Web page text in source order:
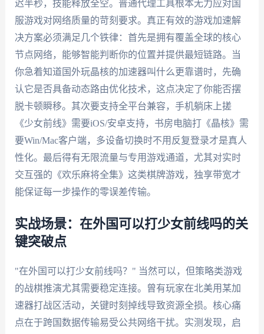
迟半秒，技能释放全空。普通代理工具根本无力应对国
服游戏对网络质量的苛刻要求。真正有效的游戏加速解
决方案必须满足几个铁律：首先是拥有覆盖全球的核心
节点网络，能够智能判断你的位置并提供最短链路。当
你急着知道国外玩晶核的加速器叫什么更靠谱时，先确
认它是否具备动态路由优化技术，这点决定了你能否摆
脱卡顿瞬移。其次要支持全平台兼容，手机躺床上搓
《少女前线》需要iOS/安卓支持，书房电脑打《晶核》需
要Win/Mac客户端，多设备切换时不用反复登录才是真人
性化。最后得有无限流量与专用游戏通道，尤其对实时
交互强的《欢乐麻将全集》这类棋牌游戏，独享带宽才
能保证每一步操作的零误差传输。
实战场景：在外国可以打少女前线吗的关
键突破点
"在外国可以打少女前线吗？" 当然可以，但策略类游戏
的战棋推演尤其需要稳定连接。曾有玩家在北美用某加
速器打战区活动，关键时刻掉线导致资源全损。核心痛
点在于跨国数据传输易受公共网络干扰。实测发现，启